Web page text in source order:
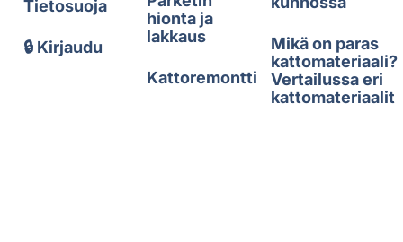
Tietosuoja
🔒 Kirjaudu
hionta ja
lakkaus
Kattoremontti
Mikä on paras
kattomateriaali?
Vertailussa eri
kattomateriaalit